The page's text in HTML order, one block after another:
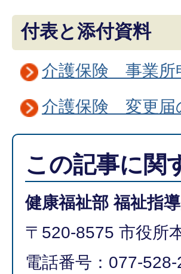
付表と添付資料
介護保険 事業所
介護保険 変更届
この記事に関
健康福祉部 福祉指
〒520-8575 市役所
電話番号：077-